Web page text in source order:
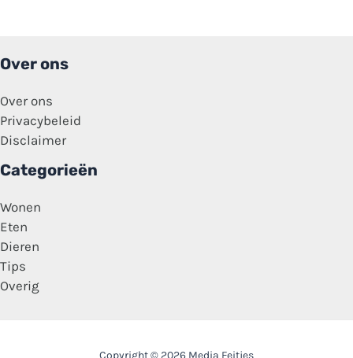
Over ons
Over ons
Privacybeleid
Disclaimer
Categorieën
Wonen
Eten
Dieren
Tips
Overig
Copyright © 2026 Media Feitjes